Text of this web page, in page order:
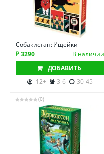
Собакистан: Ищейки
₽ 3290
В наличии
ДОБАВИТЬ
12+
3-6 30-45
(0)